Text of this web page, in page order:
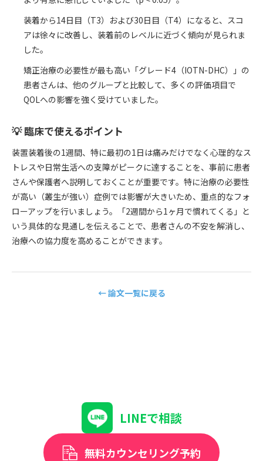
装着から14日目（T3）および30日目（T4）になると、スコ
アは徐々に改善し、装着前のレベルに近づく傾向が見られま
した。
矯正治療の必要性が最も高い「グレード4（IOTN-DHC）」の
患者さんは、他のグループと比較して、多くの評価項目で
QOLへの影響を強く受けていました。
💡 臨床で使えるポイント
装置装着後の1週間、特に最初の1日は痛みだけでなく心理的なス
トレスや日常生活への支障がピークに達することを、事前に患者
さんや保護者へ説明しておくことが重要です。特に治療の必要性
が高い（叢生が強い）症例では影響が大きいため、重点的なフォ
ローアップを行いましょう。「2週間から1ヶ月で慣れてくる」と
いう具体的な見通しを伝えることで、患者さんの不安を解消し、
治療への協力度を高めることができます。
← 論文一覧に戻る
LINEで相談
無料カウンセリング予約